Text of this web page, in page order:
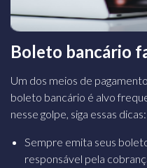
Boleto bancário
Um dos meios de
boleto bancário é alvo
nesse golpe, siga essas dicas:
Sempre emita seus
responsável pela